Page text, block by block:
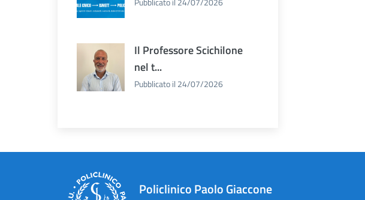
Il Professore Scichilone
nel t...
Pubblicato il 24/07/2026
Policlinico Paolo Giaccone